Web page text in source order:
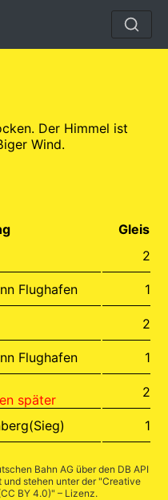
Der Himmel ist
Wind.
Gleis
2
Flughafen
1
2
Flughafen
1
später
2
1
Bahn AG über den DB API
und stehen unter der "Creative
BY 4.0)" – Lizenz.